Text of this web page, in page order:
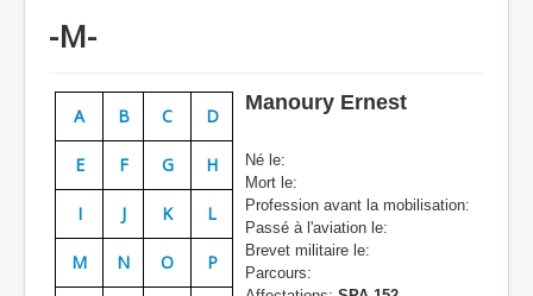
Chronologie
Escadrilles
Organisation
Avions
Personnels
Doctrines
-M-
A B C D
E F G H
I J K L
M N O P
Manoury Ernest
Né le:
Mort le:
Profession avant la mobilisation:
Passé à l'aviation le:
Brevet militaire le:
Parcours: